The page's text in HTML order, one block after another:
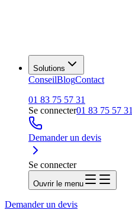
Solutions
ConseilBlogContact
01 83 75 57 31
Se connecter01 83 75 57 31
Demander un devis
Se connecter
Ouvrir le menu
Demander un devis